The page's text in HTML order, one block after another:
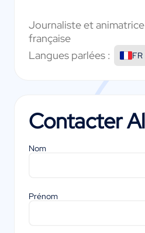
Journaliste et
française
Langues parlées :
FR
Contacter
Nom
Prénom